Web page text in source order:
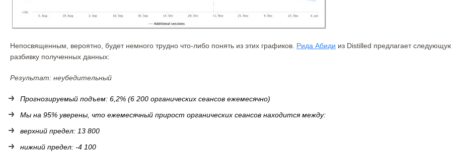
Непосвященным, вероятно, будет немного трудно что-либо понять из этих графиков. Рида Абиди из Distilled предлагает
разбивку полученных данных:
Результат: неубедительный
Прогнозируемый подъем: 6,2% (6 200 органических сеансов ежемесячно)
Мы на 95% уверены, что ежемесячный прирост органических сеансов находится между:
верхний предел: 13 800
нижний предел: -4 100